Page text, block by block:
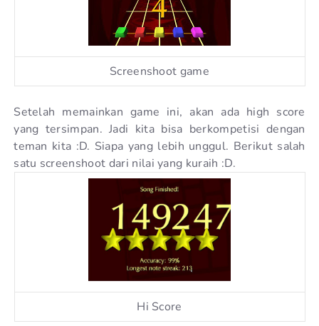
Screenshoot game
Setelah memainkan game ini, akan ada high score
yang tersimpan. Jadi kita bisa berkompetisi dengan
teman kita :D. Siapa yang lebih unggul. Berikut salah
satu screenshoot dari nilai yang kuraih :D.
Hi Score